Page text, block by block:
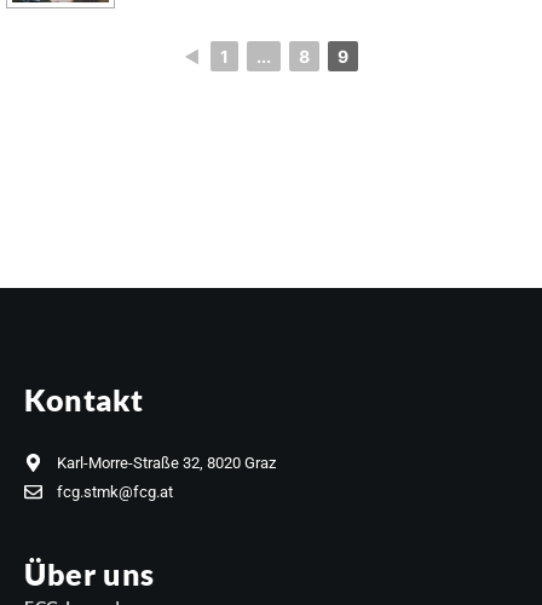
◄ 1 ... 8 9
Kontakt
Karl-Morre-Straße 32, 8020 Graz
fcg.stmk@fcg.at
Über uns